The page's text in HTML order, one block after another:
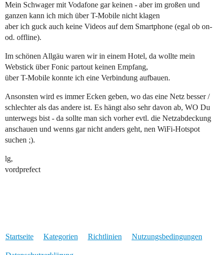
Mein Schwager mit Vodafone gar keinen - aber im großen und
ganzen kann ich mich über T-Mobile nicht klagen
aber ich guck auch keine Videos auf dem Smartphone (egal ob on-
od. offline).
Im schönen Allgäu waren wir in einem Hotel, da wollte mein
Webstick über Fonic partout keinen Empfang,
über T-Mobile konnte ich eine Verbindung aufbauen.
Ansonsten wird es immer Ecken geben, wo das eine Netz besser /
schlechter als das andere ist. Es hängt also sehr davon ab, WO Du
unterwegs bist - da sollte man sich vorher evtl. die Netzabdeckung
anschauen und wenns gar nicht anders geht, nen WiFi-Hotspot
suchen ;).
lg,
vordprefect
Startseite Kategorien Richtlinien Nutzungsbedingungen